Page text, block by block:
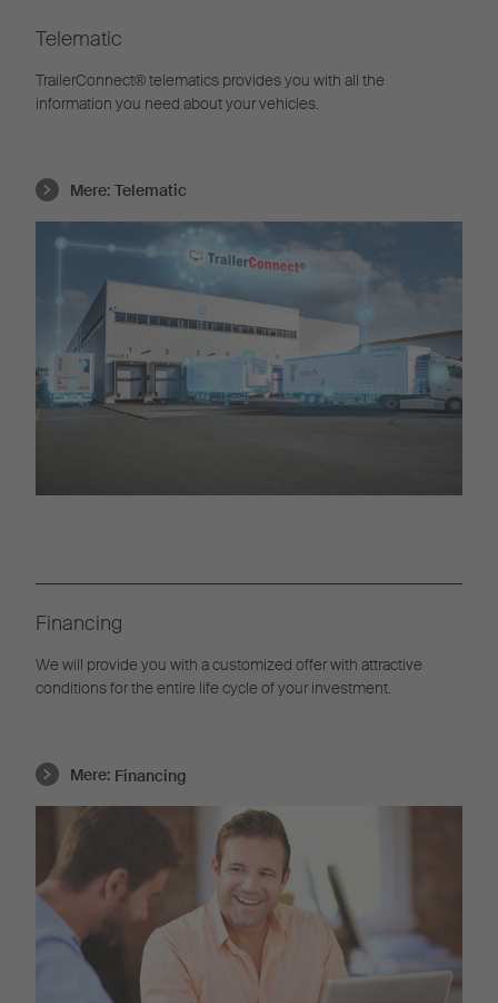
Telematic
TrailerConnect® telematics provides you with all the
information you need about your vehicles.
Mere: Telematic
Financing
We will provide you with a customized offer with attractive
conditions for the entire life cycle of your investment.
Mere: Financing